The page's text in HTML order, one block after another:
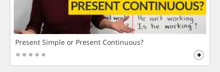
Present Simple or Present Continuous?